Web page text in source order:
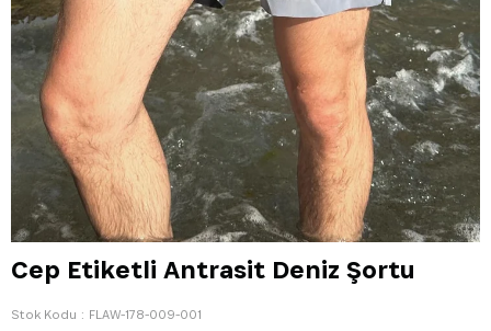
Cep Etiketli Antrasit Deniz Şortu
Stok Kodu
FLAW-178-009-001